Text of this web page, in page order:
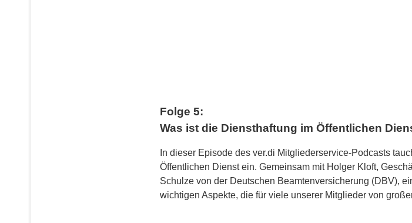
Folge 5:
Was ist die Diensthaftung im Öffentlichen
In dieser Episode des ver.di Mitgliederservice-Podcasts
Öffentlichen Dienst ein. Gemeinsam mit Holger Kloft,
Schulze von der Deutschen Beamtenversicherung (DBV),
wichtigen Aspekte, die für viele unserer Mitglieder von